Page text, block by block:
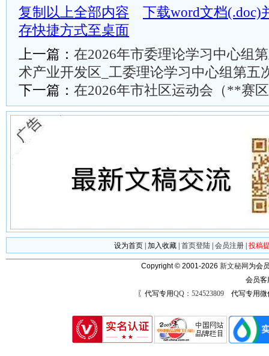
复制以上全部内容
下载word文档(.doc)
存快捷方式至桌面
上一篇： 在2026年市委理论学习中心组
术产业开发区_工委理论学习中心组第五
下一篇： 在2026年市社区运动会（**赛
设为首页 加入收藏 首页登陆 会员注册 投稿
Copyright © 2001-2026 新文秘网 为会
会员
〖代写专用QQ：524523809代写专用微